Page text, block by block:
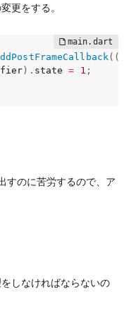
更をする。
( (
) . state = 1 ;
すのに苦労するので、ア
しなければならないの